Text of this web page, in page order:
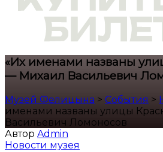
«Их именами названы
— Михаил Васильевич
Музей Фелицына > События >
именами названы улицы
Васильевич Ломоносов
Автор Admin
Новости музея